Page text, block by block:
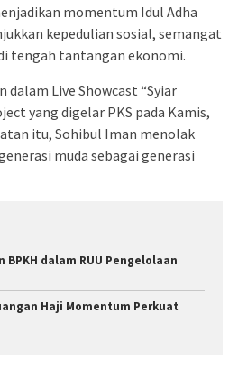
momentum Idul Adha
kepedulian sosial, semangat
tengah tantangan ekonomi.
Live Showcast “Syiar
yang digelar PKS pada Kamis,
itu, Sohibul Iman menolak
muda sebagai generasi
BPKH dalam RUU Pengelolaan
Haji Momentum Perkuat